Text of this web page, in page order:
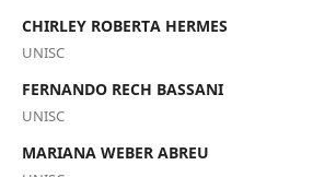
CHIRLEY ROBERTA HERMES
UNISC
FERNANDO RECH BASSANI
UNISC
MARIANA WEBER ABREU